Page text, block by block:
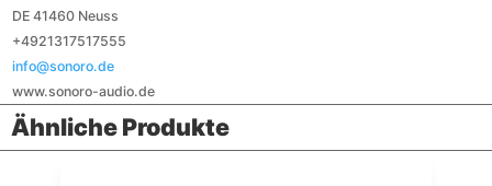
DE 41460 Neuss
+4921317517555
info@sonoro.de
www.sonoro-audio.de
Ähnliche Produkte